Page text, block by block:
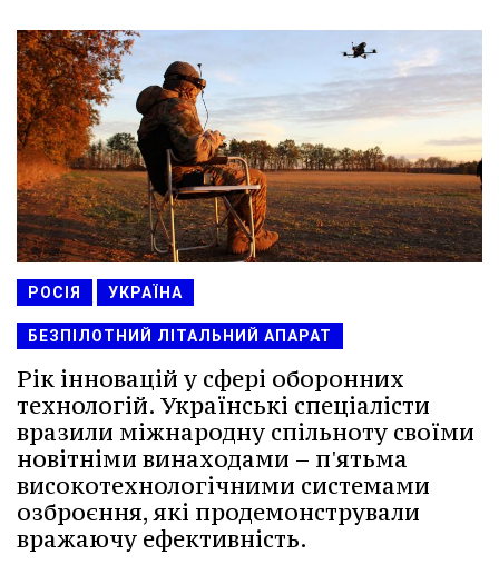
РОСІЯ УКРАЇНА
БЕЗПІЛОТНИЙ ЛІТАЛЬНИЙ АПАРАТ
Рік інновацій у сфері оборонних
технологій. Українські спеціалісти
вразили міжнародну спільноту своїми
новітніми винаходами – п'ятьма
високотехнологічними системами
озброєння, які продемонстрували
вражаючу ефективність.